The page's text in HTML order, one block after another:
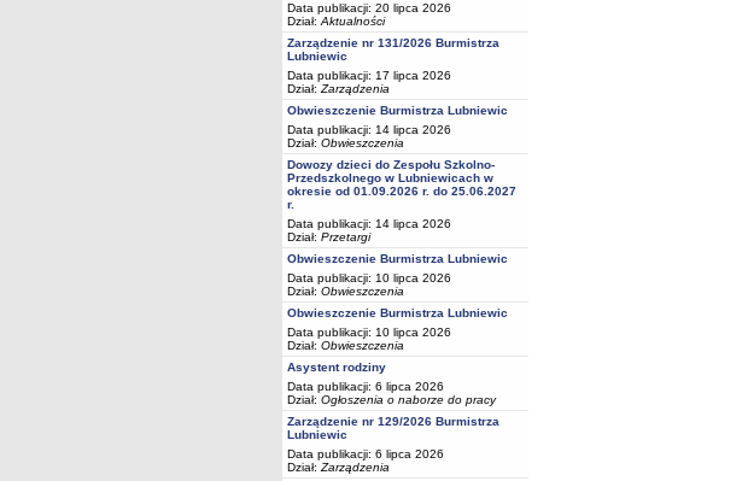
Data publikacji: 20 lipca 2026
Dział: Aktualności
Zarządzenie nr 131/2026 Burmistrza
Lubniewic
Data publikacji: 17 lipca 2026
Dział: Zarządzenia
Obwieszczenie Burmistrza Lubniewic
Data publikacji: 14 lipca 2026
Dział: Obwieszczenia
Dowozy dzieci do Zespołu Szkolno-
Przedszkolnego w Lubniewicach w
okresie od 01.09.2026 r. do 25.06.2027
r.
Data publikacji: 14 lipca 2026
Dział: Przetargi
Obwieszczenie Burmistrza Lubniewic
Data publikacji: 10 lipca 2026
Dział: Obwieszczenia
Obwieszczenie Burmistrza Lubniewic
Data publikacji: 10 lipca 2026
Dział: Obwieszczenia
Asystent rodziny
Data publikacji: 6 lipca 2026
Dział: Ogłoszenia o naborze do pracy
Zarządzenie nr 129/2026 Burmistrza
Lubniewic
Data publikacji: 6 lipca 2026
Dział: Zarządzenia